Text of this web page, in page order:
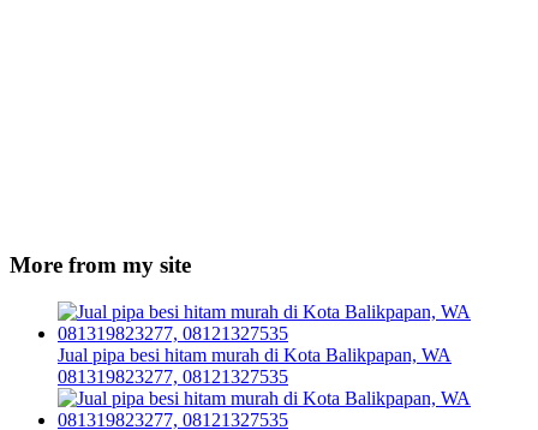
More from my site
Jual pipa besi hitam murah di Kota Balikpapan, WA
081319823277, 08121327535